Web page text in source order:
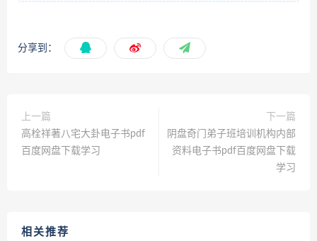
分享到：
上一篇
高栓祥著八宅大卦电子书pdf
百度网盘下载学习
下一篇
阴盘奇门弟子班培训机构内部
资料电子书pdf百度网盘下载
学习
相关推荐